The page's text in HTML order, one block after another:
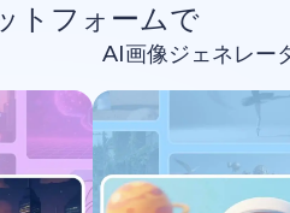
トフォームで
AI画像ジェネレー